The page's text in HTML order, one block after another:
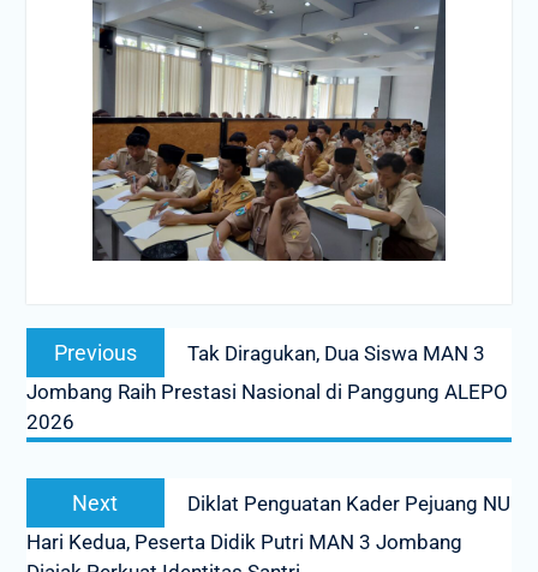
Post
navigation
Previous
Previous
post:
Tak Diragukan, Dua Siswa MAN 3
Jombang Raih Prestasi Nasional di Panggung ALEPO
2026
Next
Next
post:
Diklat Penguatan Kader Pejuang NU
Hari Kedua, Peserta Didik Putri MAN 3 Jombang